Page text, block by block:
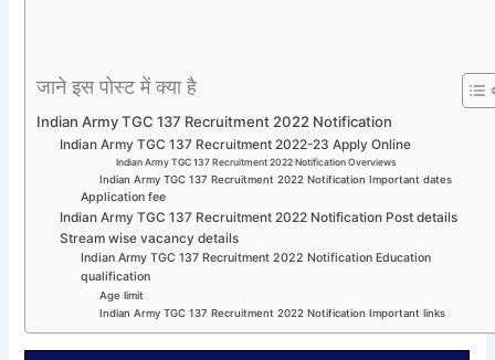
जाने इस पोस्ट में क्या है
Indian Army TGC 137 Recruitment 2022 Notification
Indian Army TGC 137 Recruitment 2022-23 Apply Online
Indian Army TGC 137 Recruitment 2022 Notification Overviews
Indian Army TGC 137 Recruitment 2022 Notification Important dates
Application fee
Indian Army TGC 137 Recruitment 2022 Notification Post details
Stream wise vacancy details
Indian Army TGC 137 Recruitment 2022 Notification Education
qualification
Age limit
Indian Army TGC 137 Recruitment 2022 Notification Important links